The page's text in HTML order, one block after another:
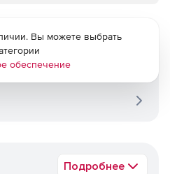
Подробнее
Вы можете выбрать
обеспечение